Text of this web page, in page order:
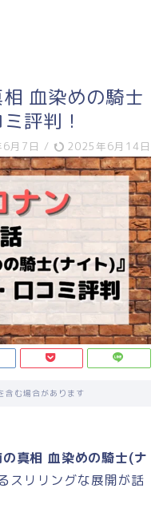
血染めの騎士
評判！
月7日 / 2025年6月14日
含む場合があります
真相 血染めの騎士(ナ
スリリングな展開が話